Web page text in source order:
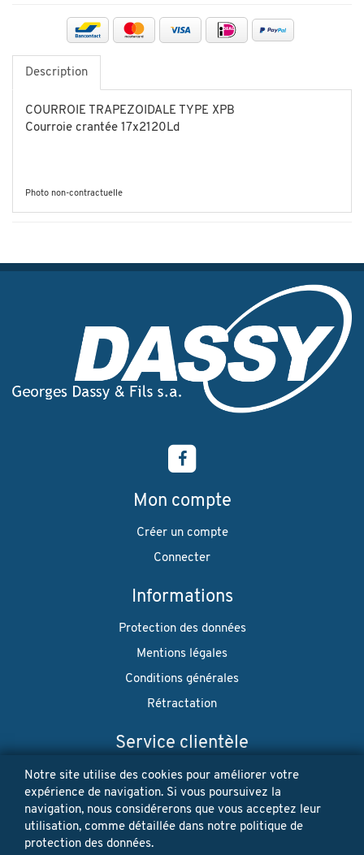
Description
COURROIE TRAPEZOIDALE TYPE XPB
Courroie crantée 17x2120Ld
Photo non-contractuelle
Mon compte
Créer un compte
Connecter
Informations
Protection des données
Mentions légales
Conditions générales
Rétractation
Service clientèle
Envoi
Newsletter
Notre site utilise des cookies pour améliorer votre
expérience de navigation. Si vous poursuivez la
navigation, nous considérerons que vous acceptez leur
utilisation, comme détaillée dans notre politique de
protection des données.